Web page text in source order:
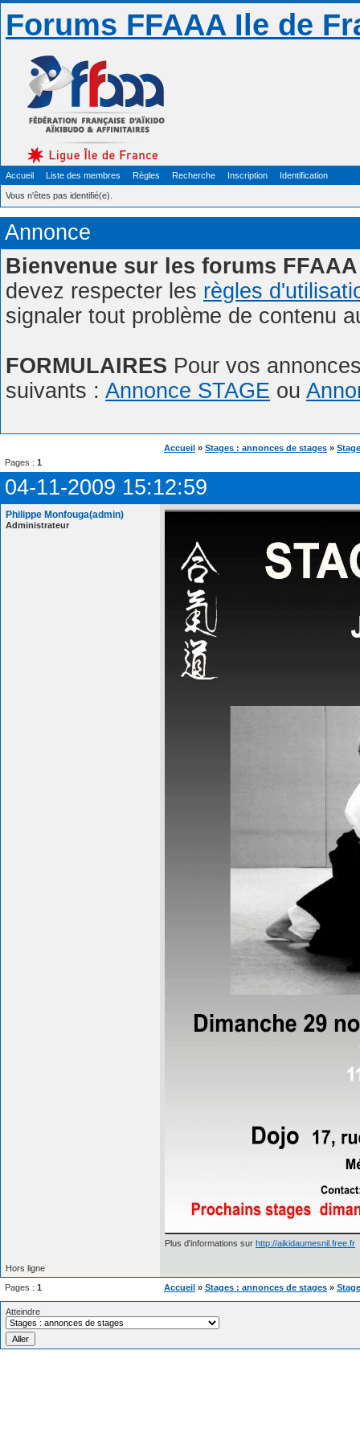
Forums FFAAA Ile de
Accueil Liste des membres Règles Recherche Inscription Identification
Vous n'êtes pas identifié(e).
Annonce
Bienvenue sur les forums FFAAA
devez respecter les règles
signaler tout problème de contenu
FORMULAIRES Pour vos
suivants : Annonce STAGE ou
Accueil » Stages : annonces de stages »
Pages : 1
04-11-2009 15:12:59
Philippe Monfouga(admin)
Administrateur
Plus d'informations sur http://aikidaumesnil.free.fr
Hors ligne
Pages : 1 Accueil » Stages : annonces de stages »
Atteindre